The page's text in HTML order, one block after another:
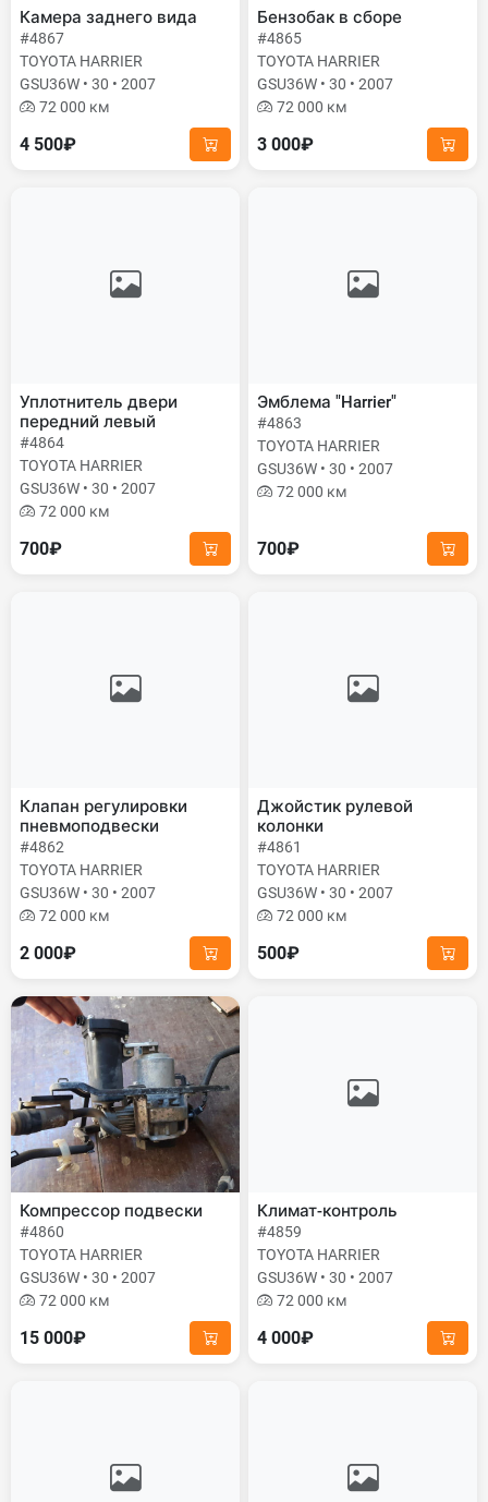
Камера заднего вида
#4867
TOYOTA HARRIER
GSU36W • 30 • 2007
72 000 км
4 500₽
Бензобак в сборе
#4865
TOYOTA HARRIER
GSU36W • 30 • 2007
72 000 км
3 000₽
Уплотнитель двери
передний левый
#4864
TOYOTA HARRIER
GSU36W • 30 • 2007
72 000 км
700₽
Эмблема "Harrier"
#4863
TOYOTA HARRIER
GSU36W • 30 • 2007
72 000 км
700₽
Клапан регулировки
пневмоподвески
#4862
TOYOTA HARRIER
GSU36W • 30 • 2007
72 000 км
2 000₽
Джойстик рулевой
колонки
#4861
TOYOTA HARRIER
GSU36W • 30 • 2007
72 000 км
500₽
Компрессор подвески
#4860
TOYOTA HARRIER
GSU36W • 30 • 2007
72 000 км
15 000₽
Климат-контроль
#4859
TOYOTA HARRIER
GSU36W • 30 • 2007
72 000 км
4 000₽